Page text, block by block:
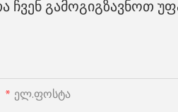
გამოგიგზავნოთ
Ელ.ფოსტა